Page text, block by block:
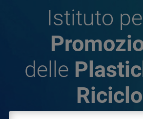
Istituto
delle
Riciclo